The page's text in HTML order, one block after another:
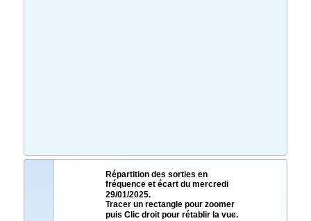
Répartition des sorties en
fréquence et écart du mercredi
29/01/2025.
Tracer un rectangle pour zoomer
puis Clic droit pour rétablir la vue.